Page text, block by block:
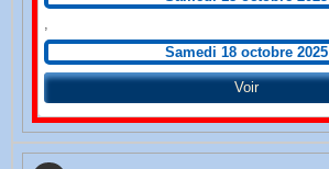
,
Samedi 18 octobre 2025
Voir